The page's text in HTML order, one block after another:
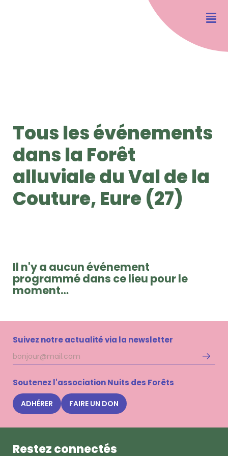
Tous les événements
dans la Forêt
alluviale du Val de la
Couture, Eure (27)
Il n'y a aucun événement
programmé dans ce lieu pour le
moment…
Suivez notre actualité via la newsletter
Adresse
mail
Soutenez l'association Nuits des Forêts
ADHÉRER FAIRE UN DON
Restez connectés